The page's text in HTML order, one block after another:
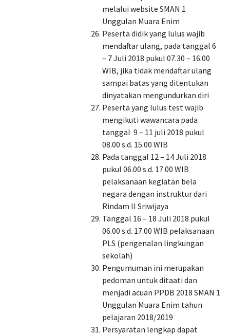
melalui website SMAN 1
Unggulan Muara Enim
Peserta didik yang lulus wajib
mendaftar ulang, pada tanggal 6
– 7 Juli 2018 pukul 07.30 – 16.00
WIB, jika tidak mendaftar ulang
sampai batas yang ditentukan
dinyatakan mengundurkan diri
Peserta yang lulus test wajib
mengikuti wawancara pada
tanggal 9 – 11 juli 2018 pukul
08.00 s.d. 15.00 WIB
Pada tanggal 12 – 14 Juli 2018
pukul 06.00 s.d. 17.00 WIB
pelaksanaan kegiatan bela
negara dengan instruktur dari
Rindam II Sriwijaya
Tanggal 16 – 18 Juli 2018 pukul
06.00 s.d. 17.00 WIB pelaksanaan
PLS (pengenalan lingkungan
sekolah)
Pengumuman ini merupakan
pedoman untuk ditaati dan
menjadi acuan PPDB 2018 SMAN 1
Unggulan Muara Enim tahun
pelajaran 2018/2019
Persyaratan lengkap dapat